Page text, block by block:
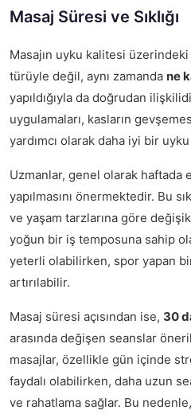
Masaj Süresi ve Sıklığı
Masajın uyku kalitesi üzerindeki
türüyle değil, aynı zamanda ne
yapıldığıyla da doğrudan
uygulamaları, kasların
yardımcı olarak daha iyi bir
Uzmanlar, genel olarak haftada
yapılmasını önermektedir. Bu
ve yaşam tarzlarına göre
yoğun bir iş temposuna sahip
yeterli olabilirken, spor yapan
artırılabilir.
Masaj süresi açısından ise, 30
arasında değişen seanslar
masajlar, özellikle gün içinde
faydalı olabilirken, daha uzun
ve rahatlama sağlar. Bu nedenle,